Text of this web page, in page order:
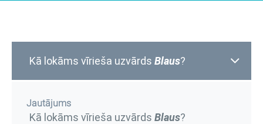
Kā lokāms vīrieša uzvārds Blaus?
Jautājums
Kā lokāms vīrieša uzvārds Blaus?